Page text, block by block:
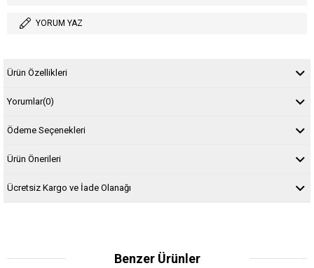
YORUM YAZ
Ürün Özellikleri
Yorumlar(0)
Ödeme Seçenekleri
Ürün Önerileri
Ücretsiz Kargo ve İade Olanağı
Benzer Ürünler